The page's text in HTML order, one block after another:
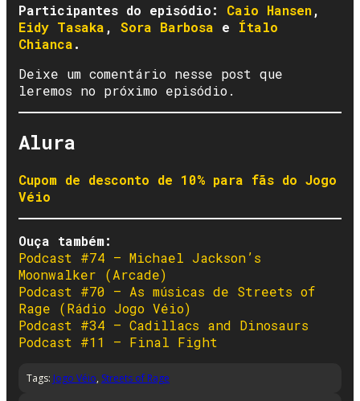
Participantes do episódio: Caio Hansen,
Eidy Tasaka , Sora Barbosa e Ítalo
Chianca.
Deixe um comentário nesse post que
leremos no próximo episódio.
Alura
Cupom de desconto de 10% para fãs do Jogo
Véio
Ouça também:
Podcast #74 – Michael Jackson’s
Moonwalker (Arcade)
Podcast #70 – As músicas de Streets of
Rage (Rádio Jogo Véio)
Podcast #34 – Cadillacs and Dinosaurs
Podcast #11 – Final Fight
Tags: Jogo Véio, Streets of Rage